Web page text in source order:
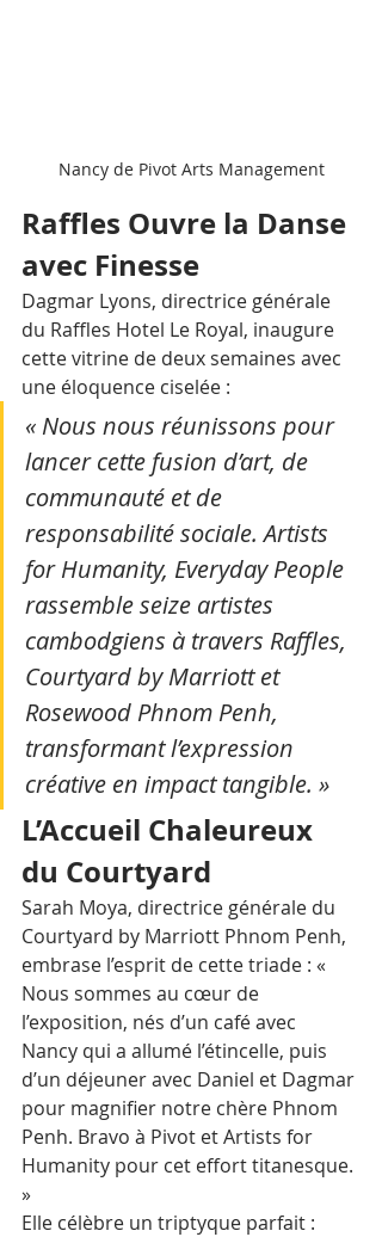
Nancy de Pivot Arts Management
Raffles Ouvre la Danse
avec Finesse
Dagmar Lyons, directrice générale
du Raffles Hotel Le Royal, inaugure
cette vitrine de deux semaines avec
une éloquence ciselée :
« Nous nous réunissons pour
lancer cette fusion d’art, de
communauté et de
responsabilité sociale. Artists
for Humanity, Everyday People
rassemble seize artistes
cambodgiens à travers Raffles,
Courtyard by Marriott et
Rosewood Phnom Penh,
transformant l’expression
créative en impact tangible. »
L’Accueil Chaleureux
du Courtyard
Sarah Moya, directrice générale du
Courtyard by Marriott Phnom Penh,
embrase l’esprit de cette triade : «
Nous sommes au cœur de
l’exposition, nés d’un café avec
Nancy qui a allumé l’étincelle, puis
d’un déjeuner avec Daniel et Dagmar
pour magnifier notre chère Phnom
Penh. Bravo à Pivot et Artists for
Humanity pour cet effort titanesque.
»
Elle célèbre un triptyque parfait :